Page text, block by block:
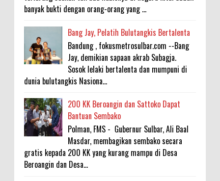
banyak bukti dengan orang-orang yang ...
Bang Jay, Pelatih Bulutangkis Bertalenta
Bandung , fokusmetrosulbar.com --Bang
Jay, demikian sapaan akrab Subagja.
Sosok lelaki bertalenta dan mumpuni di
dunia bulutangkis Nasiona...
200 KK Beroangin dan Sattoko Dapat
Bantuan Sembako
Polman, FMS - Gubernur Sulbar, Ali Baal
Masdar, membagikan sembako secara
gratis kepada 200 KK yang kurang mampu di Desa
Beroangin dan Desa...